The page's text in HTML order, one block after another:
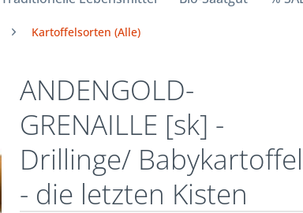
Kartoffelsorten (Alle)
ANDENGOLD-
GRENAILLE [sk] -
Drillinge/ Babykartoffel
- die letzten Kisten